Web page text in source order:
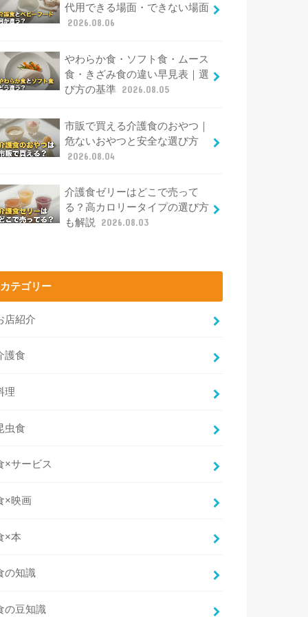
代用できる場面・できない場面
2026.08.06
やわらか食・ソフト食・ムース
食・きざみ食の違い早見表｜選
び方の基準 2026.08.05
市販で買える介護食のおやつ｜
危ないおやつと安全な選び方
2026.08.04
介護食ゼリーはどこで売って
る？高カロリータイプの選び方
も解説 2026.08.03
カテゴリー
店紹介
護食
理
虫食
×サービス
×映画
×本
の知識
の豆知識